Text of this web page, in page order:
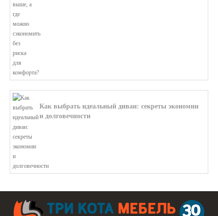
Как выбрать идеальный диван: секреты экономии
и долговечности